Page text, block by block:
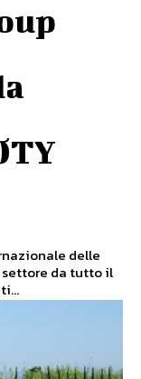
delle
settore da tutto il